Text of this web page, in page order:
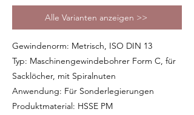
Alle Varianten anzeigen >>
Gewindenorm: Metrisch, ISO DIN 13
Typ: Maschinengewindebohrer Form C, für
Sacklöcher, mit Spiralnuten
Anwendung: Für Sonderlegierungen
Produktmaterial: HSSE PM